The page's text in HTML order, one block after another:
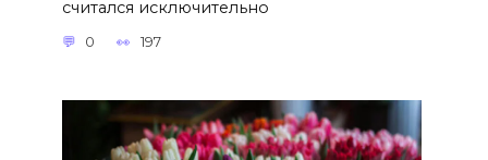
считался исключительно
0 197